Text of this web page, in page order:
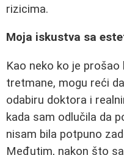
rizicima.
Moja iskustva sa
Kao neko ko je
tretmane, mogu reći
odabiru doktora i
kada sam odlučila da
nisam bila potpuno
Međutim, nakon što